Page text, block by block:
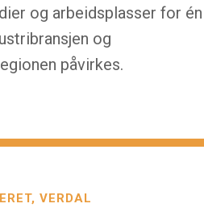
og arbeidsplasser for én
og
påvirkes.
VERDAL